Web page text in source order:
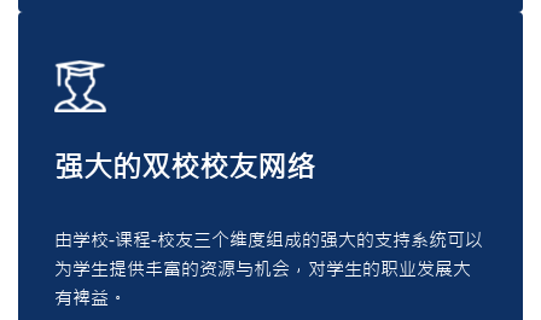
强大的双校校友网络
由学校-课程-校友三个维度组成的强大的支持系统可以
为学生提供丰富的资源与机会，对学生的职业发展大
有裨益。